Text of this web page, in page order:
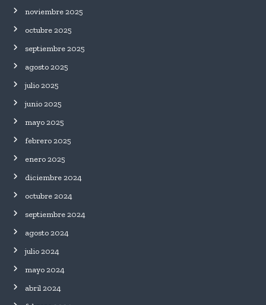
noviembre 2025
octubre 2025
septiembre 2025
agosto 2025
julio 2025
junio 2025
mayo 2025
febrero 2025
enero 2025
diciembre 2024
octubre 2024
septiembre 2024
agosto 2024
julio 2024
mayo 2024
abril 2024